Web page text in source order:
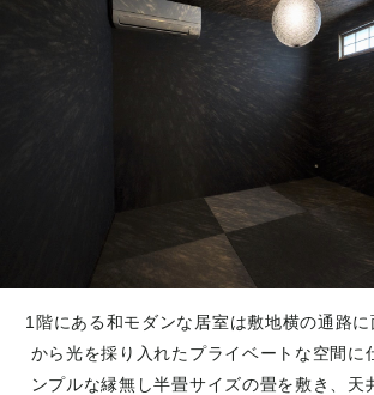
1階にある和モダンな居室は敷地横の通路
から光を採り入れたプライベートな空間に
ンプルな縁無し半畳サイズの畳を敷き、天